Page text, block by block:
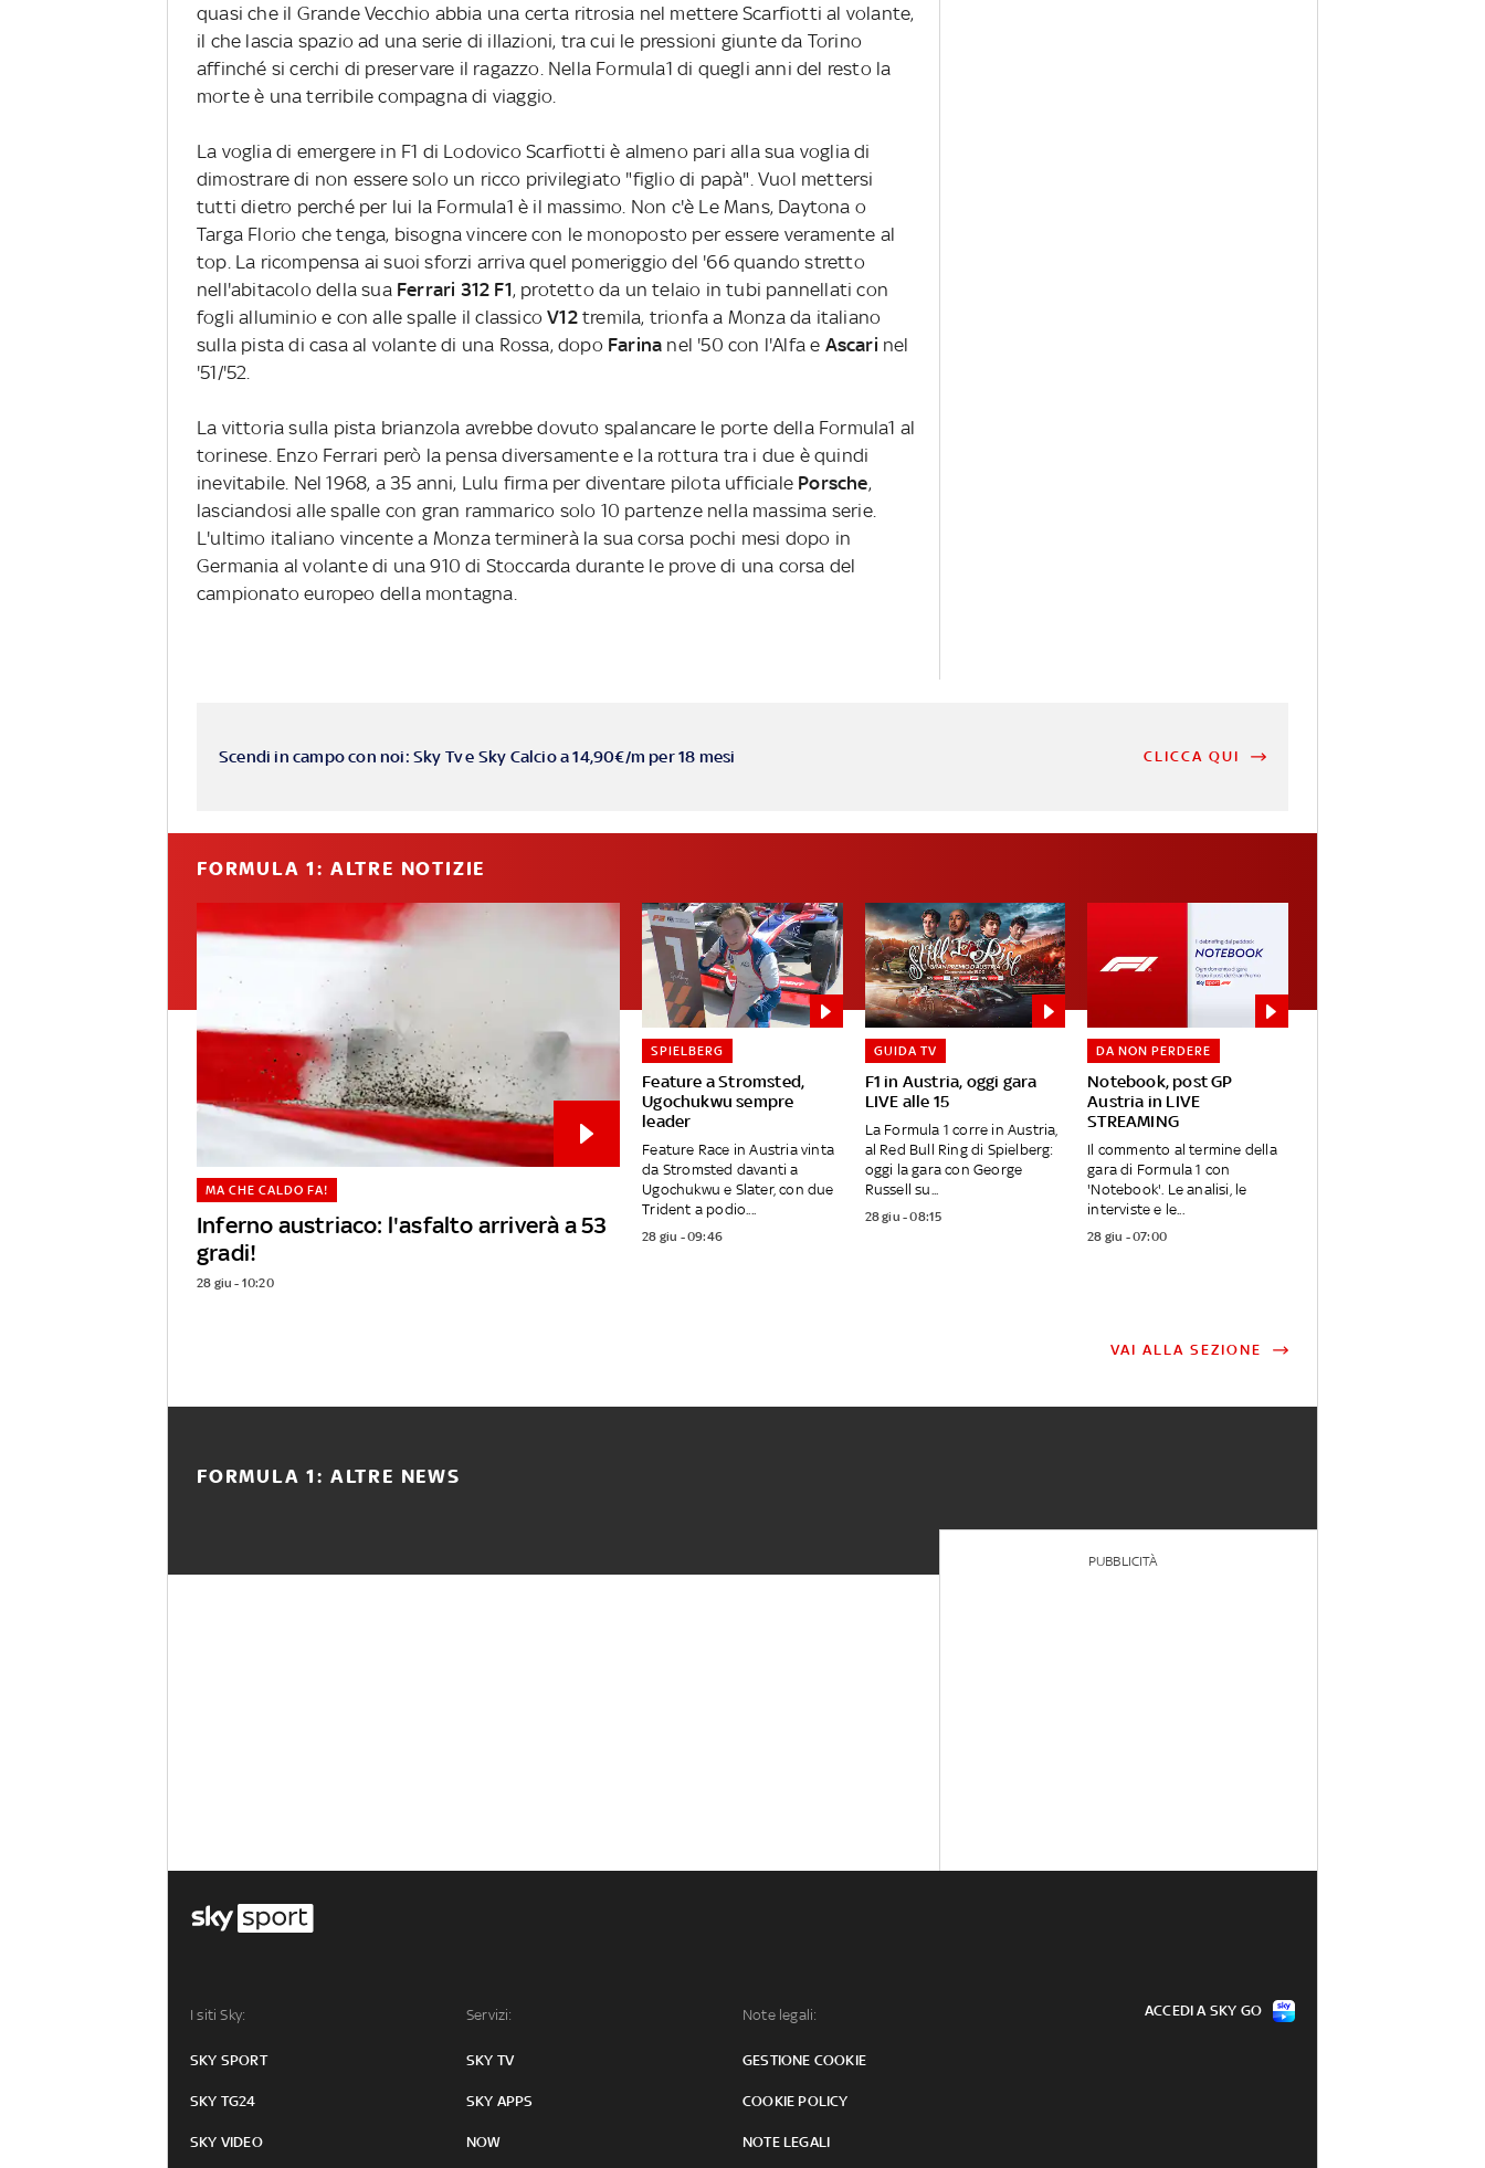
quasi che il Grande Vecchio abbia una certa ritrosia nel mettere Scarfiotti al volante,
il che lascia spazio ad una serie di illazioni, tra cui le pressioni giunte da Torino
affinché si cerchi di preservare il ragazzo. Nella Formula1 di quegli anni del resto la
morte è una terribile compagna di viaggio.
La voglia di emergere in F1 di Lodovico Scarfiotti è almeno pari alla sua voglia di
dimostrare di non essere solo un ricco privilegiato "figlio di papà". Vuol mettersi
tutti dietro perché per lui la Formula1 è il massimo. Non c'è Le Mans, Daytona o
Targa Florio che tenga, bisogna vincere con le monoposto per essere veramente al
top. La ricompensa ai suoi sforzi arriva quel pomeriggio del '66 quando stretto
nell'abitacolo della sua Ferrari 312 F1, protetto da un telaio in tubi pannellati con
fogli alluminio e con alle spalle il classicoV12 tremila, trionfa a Monza da italiano
sulla pista di casa al volante di una Rossa, dopo Farina nel '50 con l'Alfa e Ascari nel
'51/'52.
La vittoria sulla pista brianzola avrebbe dovuto spalancare le porte della Formula1 al
torinese. Enzo Ferrari però la pensa diversamente e la rottura tra i due è quindi
inevitabile. Nel 1968, a 35 anni, Lulu firma per diventare pilota ufficiale Porsche,
lasciandosi alle spalle con gran rammarico solo 10 partenze nella massima serie.
L'ultimo italiano vincente a Monza terminerà la sua corsa pochi mesi dopo in
Germania al volante di una 910 di Stoccarda durante le prove di una corsa del
campionato europeo della montagna.
Scendi in campo con noi: Sky Tv e Sky Calcio a 14,90€/m per 18 mesi CLICCA QUI
FORMULA 1: ALTRE NOTIZIE
Inferno austriaco: l'asfalto arriverà a 53
gradi!
MA CHE CALDO FA!
28 giu - 10:20
Feature a Stromsted,
Ugochukwu sempre
leader
SPIELBERG
Feature Race in Austria vinta
da Stromsted davanti a
Ugochukwu e Slater, con due
Trident a podio....
28 giu - 09:46
F1 in Austria, oggi gara
LIVE alle 15
GUIDA TV
La Formula 1 corre in Austria,
al Red Bull Ring di Spielberg:
oggi la gara con George
Russell su...
28 giu - 08:15
Notebook, post GP
Austria in LIVE
STREAMING
DA NON PERDERE
Il commento al termine della
gara di Formula 1 con
'Notebook'. Le analisi, le
interviste e le...
28 giu - 07:00
VAI ALLA SEZIONE
FORMULA 1: ALTRE NEWS
PUBBLICITÀ
I siti Sky:
SKY SPORT
SKY TG24
SKY VIDEO
Servizi:
SKY TV
SKY APPS
NOW
Note legali:
GESTIONE COOKIE
COOKIE POLICY
NOTE LEGALI
ACCEDI A SKY GO